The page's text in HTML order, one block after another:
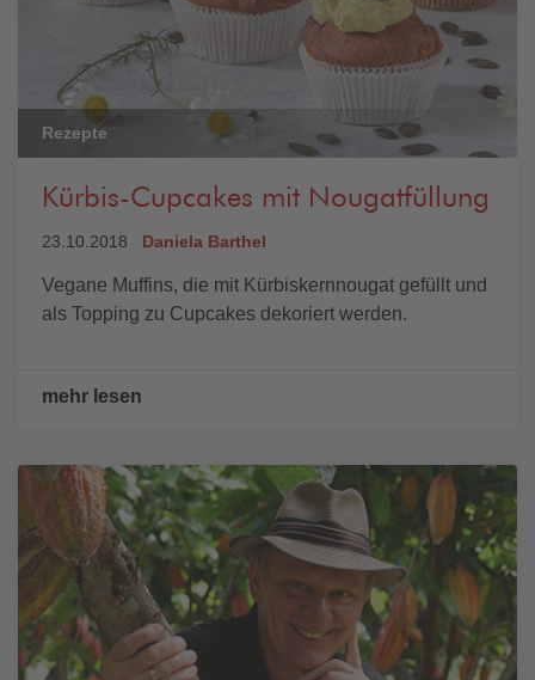
Rezepte
Kürbis-Cupcakes mit Nougatfüllung
23.10.2018 Daniela Barthel
Vegane Muffins, die mit Kürbiskernnougat gefüllt und
als Topping zu Cupcakes dekoriert werden.
mehr lesen